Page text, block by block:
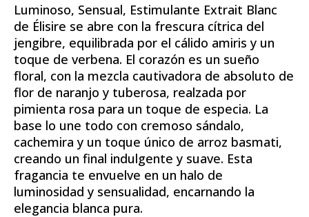
Luminoso, Sensual, Estimulante Extrait Blanc
de Élisire se abre con la frescura cítrica del
jengibre, equilibrada por el cálido amiris y un
toque de verbena. El corazón es un sueño
floral, con la mezcla cautivadora de absoluto de
flor de naranjo y tuberosa, realzada por
pimienta rosa para un toque de especia. La
base lo une todo con cremoso sándalo,
cachemira y un toque único de arroz basmati,
creando un final indulgente y suave. Esta
fragancia te envuelve en un halo de
luminosidad y sensualidad, encarnando la
elegancia blanca pura.